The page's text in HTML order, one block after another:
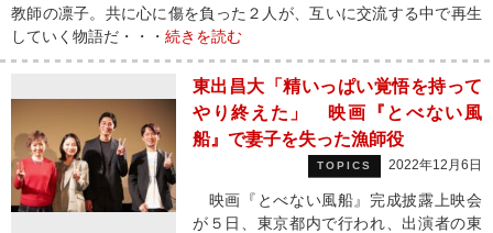
教師の凛子。共に心に傷を負った２人が、互いに交流する中で再生
していく物語だ・・・ 続きを読む
東出昌大「精いっぱい覚悟を持って
やり終えた」 映画『とべない風
船』で妻子を失った漁師役
TOPICS 2022年12月6日
映画『とべない風船』完成披露上映会
が５日、東京都内で行われ、出演者の東